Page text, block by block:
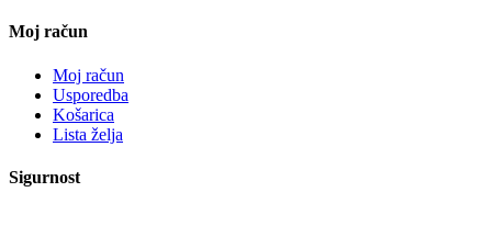
Moj račun
Moj račun
Usporedba
Košarica
Lista želja
Sigurnost